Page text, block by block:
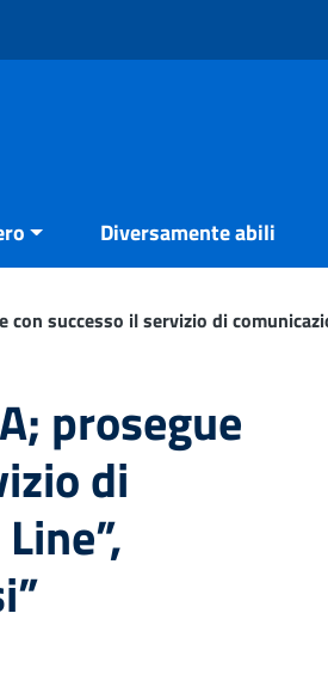
Diversamente abili
successo il servizio di
prosegue
di